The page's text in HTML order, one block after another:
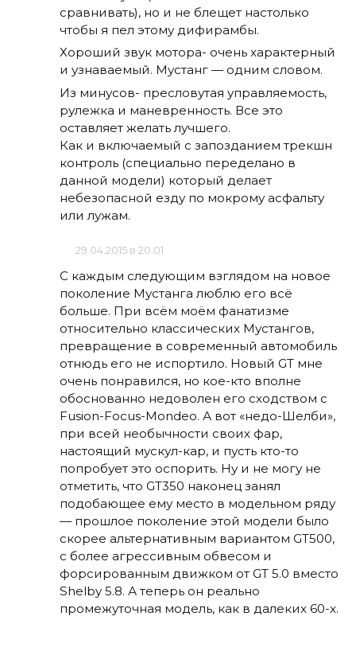
сравнивать), но и не блещет настолько
чтобы я пел этому дифирамбы.
Хороший звук мотора- очень характерный
и узнаваемый. Мустанг — одним словом.
Из минусов- пресловутая управляемость,
рулежка и маневренность. Все это
оставляет желать лучшего.
Как и включаемый с запозданием трекшн
контроль (специально переделано в
данной модели) который делает
небезопасной езду по мокрому асфальту
или лужам.
29.04.2015 в 20:01
С каждым следующим взглядом на новое
поколение Мустанга люблю его всё
больше. При всём моём фанатизме
относительно классических Мустангов,
превращение в современный автомобиль
отнюдь его не испортило. Новый GT мне
очень понравился, но кое-кто вполне
обоснованно недоволен его сходством с
Fusion-Focus-Mondeo. А вот «недо-Шелби»,
при всей необычности своих фар,
настоящий мускул-кар, и пусть кто-то
попробует это оспорить. Ну и не могу не
отметить, что GT350 наконец занял
подобающее ему место в модельном ряду
— прошлое поколение этой модели было
скорее альтернативным вариантом GT500,
с более агрессивным обвесом и
форсированным движком от GT 5.0 вместо
Shelby 5.8. А теперь он реально
промежуточная модель, как в далеких 60-х.